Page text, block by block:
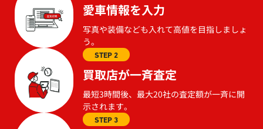
愛車情報を入力
写真や装備なども入れて高値を目指しましょ
う。
STEP 2
買取店が一斉査定
最短3時間後、最大20社の査定額が一斉に開
示されます。
STEP 3